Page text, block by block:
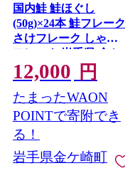
国内鮭 鮭ほぐし
(50g)×24本 鮭フレーク
さけフレーク しゃけ
フレーク 岩手県 金ケ
崎町 朝ごはん おにぎ
り お弁当 お茶漬け
12,000 円
たまったWAON
POINTで寄附でき
る！
岩手県金ケ崎町